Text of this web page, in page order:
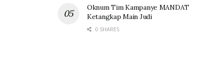
Oknum Tim Kampanye MANDAT
Ketangkap Main Judi
0 SHARES